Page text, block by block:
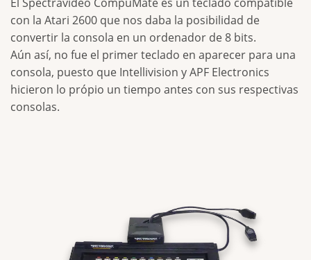
con la Atari 2600 que nos daba la posibilidad de
convertir la consola en un ordenador de 8 bits.
Aún así, no fue el primer teclado en aparecer para una
consola, puesto que Intellivision y APF Electronics
hicieron lo própio un tiempo antes con sus respectivas
consolas.